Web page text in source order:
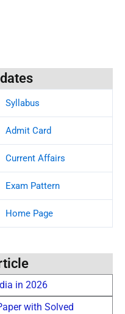
Syllabus
Admit Card
Current Affairs
Exam Pattern
Home Page
in 2026
with Solved